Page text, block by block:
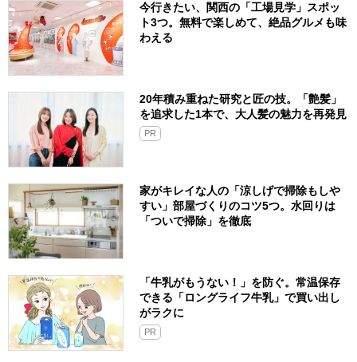
今行きたい、関西の「工場見学」スポッ
ト3つ。無料で楽しめて、絶品グルメも味
わえる
20年積み重ねた研究と匠の技。「艶髪」
を追求した1本で、大人髪の魅力を再発見
PR
家がキレイな人の「涼しげで掃除もしや
すい」部屋づくりのコツ5つ。水回りは
「ついで掃除」を徹底
「牛乳がもうない！」を防ぐ。常温保存
できる「ロングライフ牛乳」で買い出し
がラクに
PR